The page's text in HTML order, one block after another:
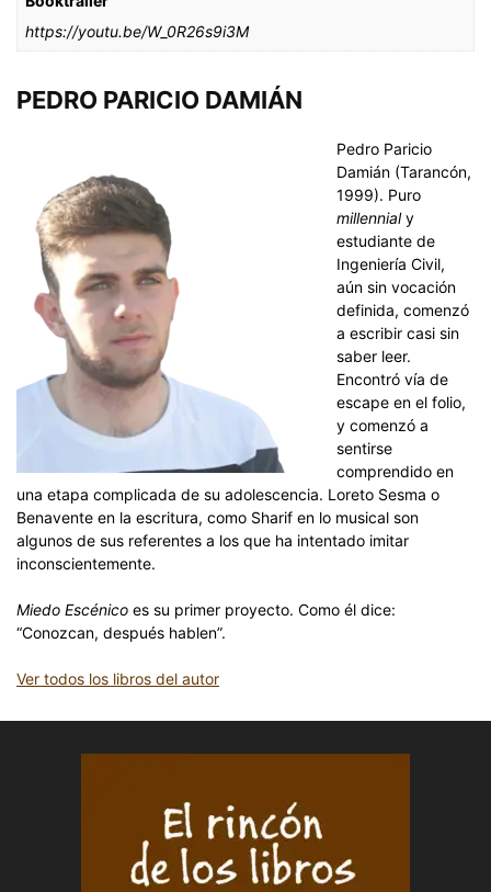
https://youtu.be/W_0R26s9i3M
PEDRO PARICIO DAMIÁN
Pedro Paricio
Damián (Tarancón,
1999). Puro
millennialy
estudiante de
Ingeniería Civil,
aún sin vocación
definida, comenzó
a escribir casi sin
saber leer.
Encontró vía de
escape en el folio,
y comenzó a
sentirse
comprendido en
una etapa complicada de su adolescencia. Loreto Sesma o
Benavente en la escritura, como Sharif en lo musical son
algunos de sus referentes a los que ha intentado imitar
inconscientemente.
Miedo Escénico es su primer proyecto. Como él dice:
“Conozcan, después hablen”.
Ver todos los libros del autor